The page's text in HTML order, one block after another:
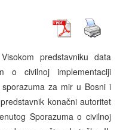
predstavniku data
o civilnoj implementaciji
za mir u Bosni i
konačni autoritet
Sporazuma o civilnoj